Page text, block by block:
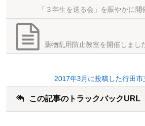
「３年生を送る会」を賑やかに開
薬物乱用防止教室を開催しまし
2017年3月に投稿した行田
この記事のトラックバックURL